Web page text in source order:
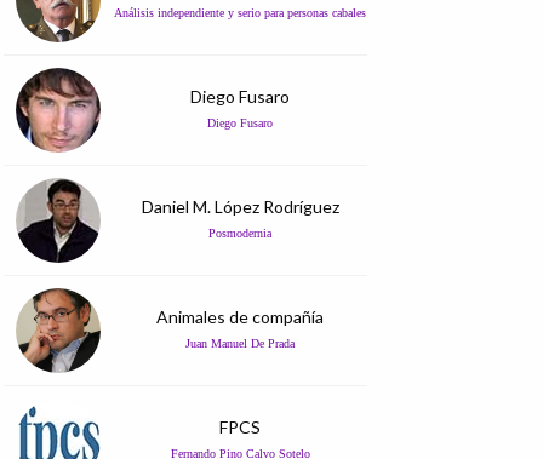
Análisis independiente y serio para personas cabales
Diego Fusaro
Diego Fusaro
Daniel M. López Rodríguez
Posmodernia
Animales de compañía
Juan Manuel De Prada
FPCS
Fernando Pino Calvo Sotelo